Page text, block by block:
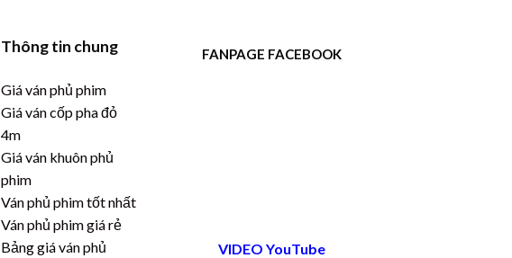
Thông tin chung
Giá ván phủ phim
Giá ván cốp pha đỏ
4m
Giá ván khuôn phủ
phim
Ván phủ phim tốt nhất
Ván phủ phim giá rẻ
Bảng giá ván phủ
FANPAGE FACEBOOK
VIDEO YouTube